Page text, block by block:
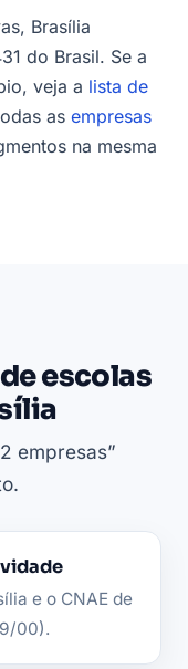
Brasília
do Brasil. Se a
veja a lista de
as empresas
na mesma
escolas
empresas”
e o CNAE de
00).